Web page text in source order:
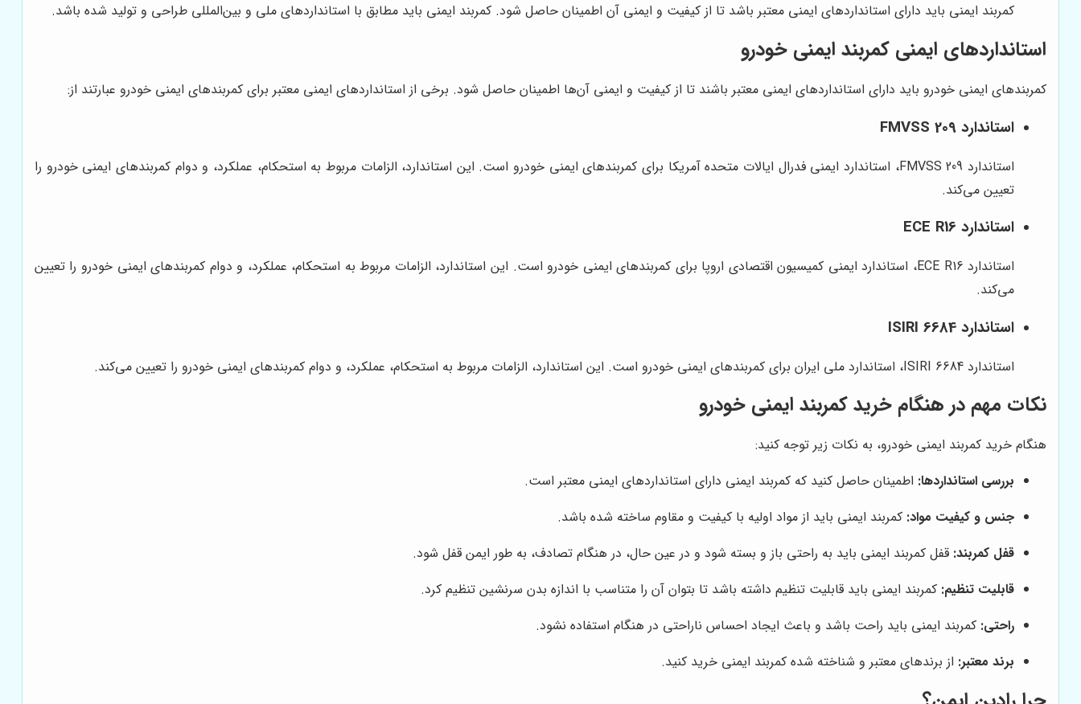
کمربند ایمنی باید دارای استانداردهای ایمنی معتبر باشد تا از کیفیت و ایمنی آن اطمینان حاصل شود. کمربند ایمنی باید مطابق با استانداردهای ملی و بین‌المللی طراحی و تولید شده باشد.
استانداردهای ایمنی کمربند ایمنی خودرو
کمربندهای ایمنی خودرو باید دارای استانداردهای ایمنی معتبر باشند تا از کیفیت و ایمنی آن‌ها اطمینان حاصل شود. برخی از استانداردهای ایمنی معتبر برای کمربندهای ایمنی خودرو عبارتند از:
استاندارد FMVSS 209
استاندارد FMVSS 209، استاندارد ایمنی فدرال ایالات متحده آمریکا برای کمربندهای ایمنی خودرو است. این استاندارد، الزامات مربوط به استحکام، عملکرد، و دوام کمربندهای ایمنی خودرو را
تعیین می‌کند.
استاندارد ECE R16
استاندارد ECE R16، استاندارد ایمنی کمیسیون اقتصادی اروپا برای کمربندهای ایمنی خودرو است. این استاندارد، الزامات مربوط به استحکام، عملکرد، و دوام کمربندهای ایمنی خودرو را تعیین
می‌کند.
استاندارد ISIRI 6684
استاندارد ISIRI 6684، استاندارد ملی ایران برای کمربندهای ایمنی خودرو است. این استاندارد، الزامات مربوط به استحکام، عملکرد، و دوام کمربندهای ایمنی خودرو را تعیین می‌کند.
نکات مهم در هنگام خرید کمربند ایمنی خودرو
هنگام خرید کمربند ایمنی خودرو، به نکات زیر توجه کنید:
بررسی استانداردها: اطمینان حاصل کنید که کمربند ایمنی دارای استانداردهای ایمنی معتبر است.
جنس و کیفیت مواد: کمربند ایمنی باید از مواد اولیه با کیفیت و مقاوم ساخته شده باشد.
قفل کمربند: قفل کمربند ایمنی باید به راحتی باز و بسته شود و در عین حال، در هنگام تصادف، به طور ایمن قفل شود.
قابلیت تنظیم: کمربند ایمنی باید قابلیت تنظیم داشته باشد تا بتوان آن را متناسب با اندازه بدن سرنشین تنظیم کرد.
راحتی: کمربند ایمنی باید راحت باشد و باعث ایجاد احساس ناراحتی در هنگام استفاده نشود.
برند معتبر: از برندهای معتبر و شناخته شده کمربند ایمنی خرید کنید.